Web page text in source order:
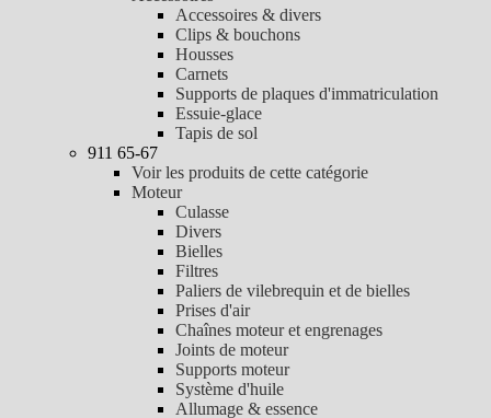
Accessoires & divers
Clips & bouchons
Housses
Carnets
Supports de plaques d'immatriculation
Essuie-glace
Tapis de sol
911 65-67
Voir les produits de cette catégorie
Moteur
Culasse
Divers
Bielles
Filtres
Paliers de vilebrequin et de bielles
Prises d'air
Chaînes moteur et engrenages
Joints de moteur
Supports moteur
Système d'huile
Allumage & essence